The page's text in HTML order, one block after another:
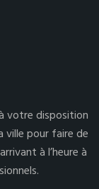
votre disposition
ville pour faire de
à l’heure à